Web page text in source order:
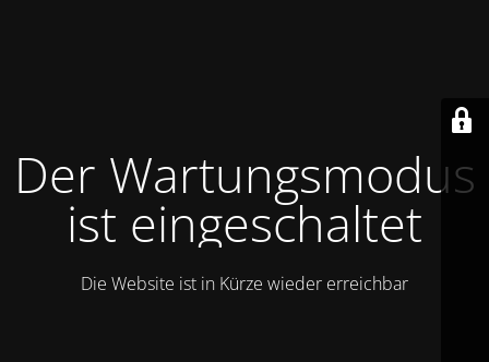
Der Wartungsmodus
ist eingeschaltet
Die Website ist in Kürze wieder erreichbar